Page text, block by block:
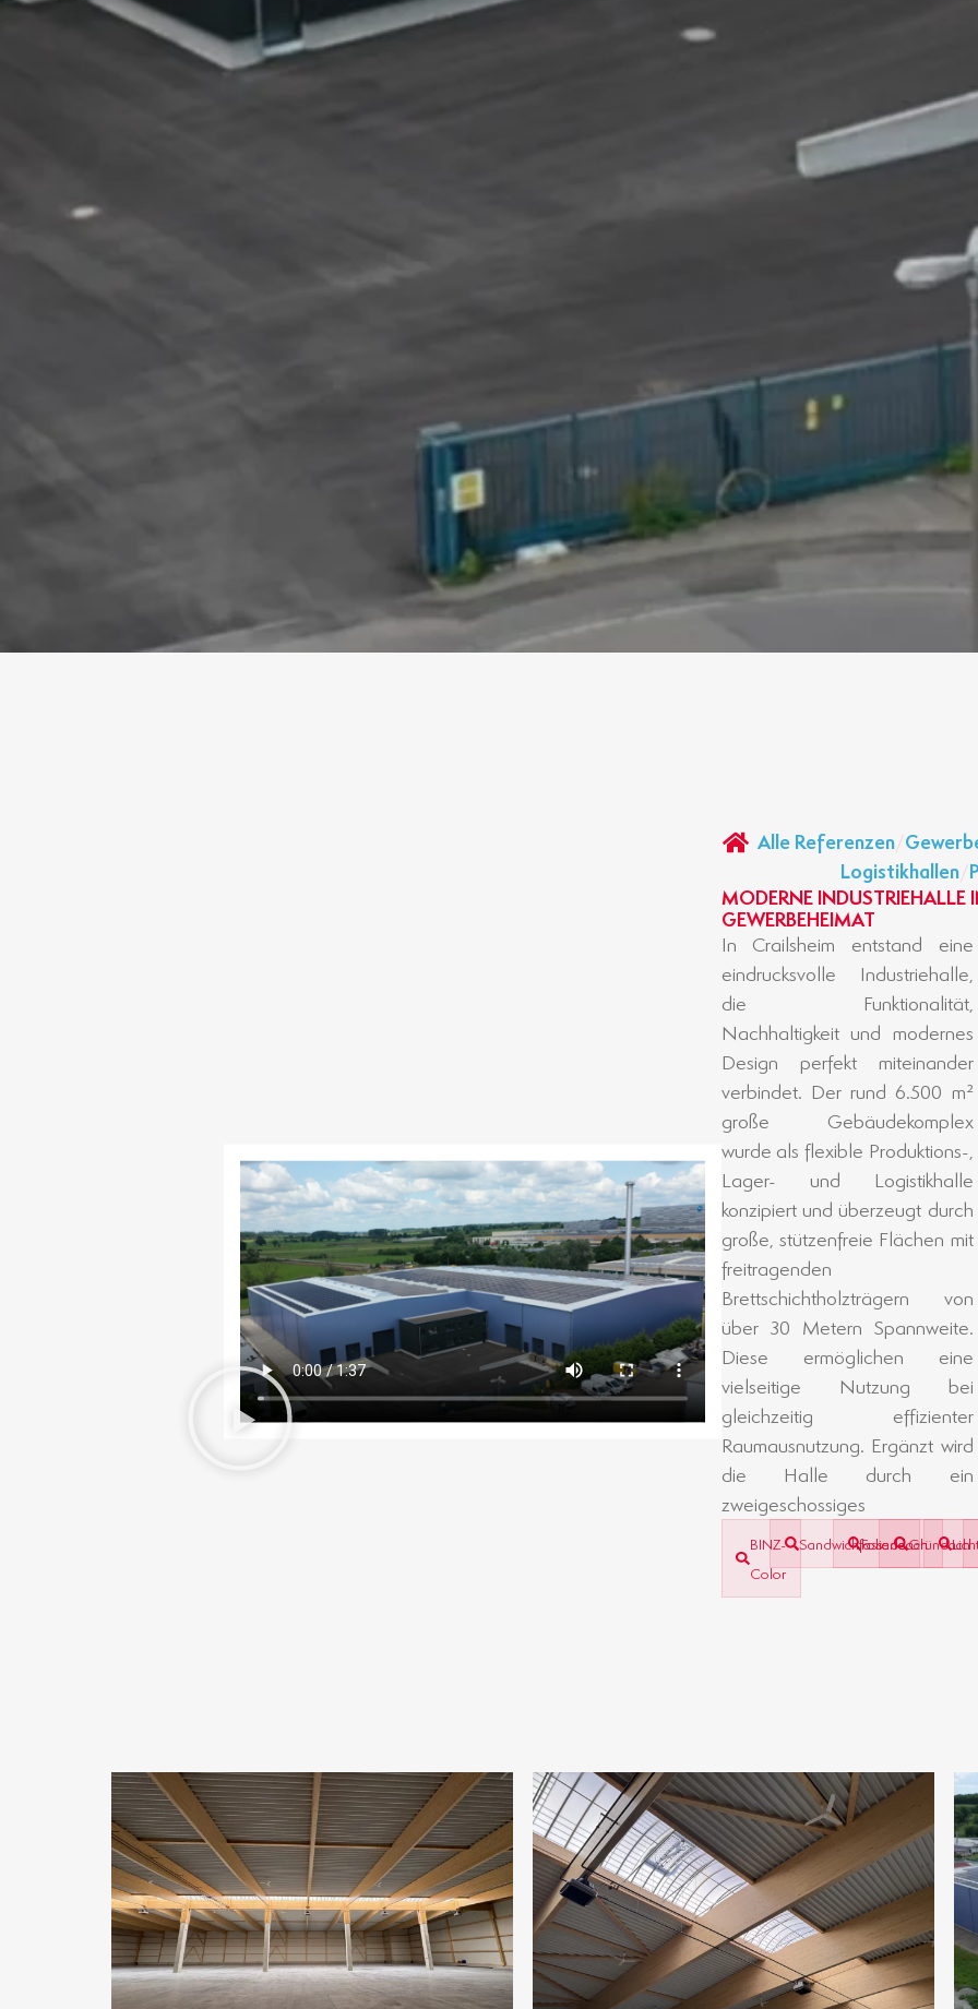
Alle Referenzen/
Logistikhallen/
MODERNE INDUSTRIEHALLE
GEWERBEHEIMAT
In Crailsheim entstand eine
eindrucksvolle Industriehalle,
die Funktionalität,
Nachhaltigkeit und modernes
Design perfekt miteinander
verbindet. Der rund 6.500 m²
große Gebäudekomplex
wurde als flexible Produktions-,
Lager- und Logistikhalle
konzipiert und überzeugt durch
große, stützenfreie Flächen mit
freitragenden
Brettschichtholzträgern von
über 30 Metern Spannweite.
Diese ermöglichen eine
vielseitige Nutzung bei
gleichzeitig effizienter
Raumausnutzung. Ergänzt wird
die Halle durch ein
zweigeschossiges
Bürogebäude in BINZ-
HolzMassivBauweise, das teils
vorgelagert, teils in das
Bauvolumen integriert ist. Eine
anthrazitfarbene BINZ-
Colorfassade und eine
Dachbegrünung unterstreichen
die architektonische Qualität
des Projekts. Beide Hallenteile
sind durch eine Brandwand
getrennt, über ein
Brandschutztor verbunden und
verfügen über ebenerdige
Zufahrten sowie
Verladebrücken. Das Ergebnis:
eine moderne Gewerbehalle,
die Effizienz, Ästhetik und
BINZ-
Color
Sandwichfassade
FoliendachGründach